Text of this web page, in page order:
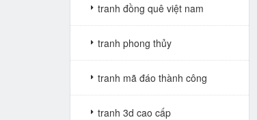
tranh đồng quê việt nam
tranh phong thủy
tranh mã đáo thành công
tranh 3d cao cấp